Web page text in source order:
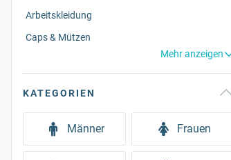
Arbeitskleidung
Caps & Mützen
Mehr anzeigen
KATEGORIEN
Männer Frauen